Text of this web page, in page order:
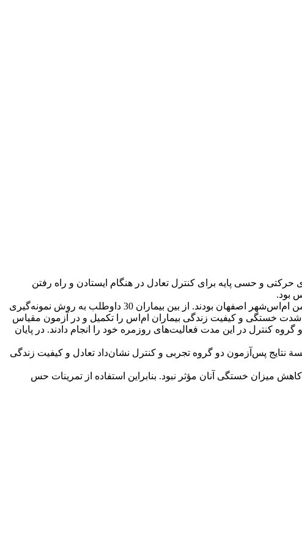
و حسی پایه برای کنترل تعادل در هنگام ایستادن و راه رفتن
بود.
جامعة آماری پژوهش شامل زنان 20 تا 50 سالۀ مبتلا به ام‌اس با نمرۀ مقیاس وضعیت شدت ناتوانی 1تا 4 و عضو انجمن ام‌اس‌شهر اصفهان بودند. از بین بیماران 30 داوطلب به ‌روش نمونه‌گیری
خستگی و کیفیت زندگی بیماران ام‌اس را تکمیل و در آزمون مقیاس
هشت هفته تمرینات حس عمقی را سه جلسه در هفته و به مدت60 دقیقه اجرا کردند و گروه کنترل در این مدت فعالیت‌های روزمره خود را انجام دادند. در پایان
نتایج پس‌آزمون دو گروه تجربی و کنترل نشان‌داد تعادل و کیفیت زندگی
میزان خستگی آنان مؤثر نبود. بنابراین استفاده از تمرینات حس